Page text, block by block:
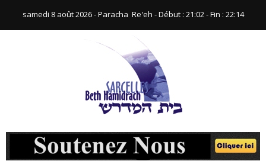
samedi 8 août 2026 - Paracha ‪ Re'eh‬ - Début : 21:02‬ - Fin : ‪22:14‬